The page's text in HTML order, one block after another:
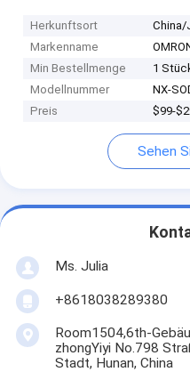
Herkunftsort
China/
Markenname
Min Bestellmenge
1
Modellnummer
NX-
Preis
$99-
Sehen
Ms. Julia
+8618038289380
Room1504,6th-
zhongYiyi No.798
Stadt, Hunan, China